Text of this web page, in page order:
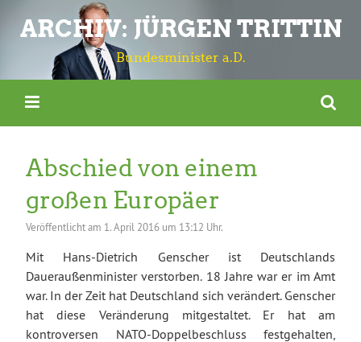
ARCHIV: JÜRGEN TRITTIN
Bundesminister a.D.
Abschied von einem
großen Europäer
Veröffentlicht am 1. April 2016 um 13:12 Uhr.
Mit Hans-Dietrich Genscher ist Deutschlands
Daueraußenminister verstorben. 18 Jahre war er im Amt
war. In der Zeit hat Deutschland sich verändert. Genscher
hat diese Veränderung mitgestaltet. Er hat am
kontroversen NATO-Doppelbeschluss festgehalten,